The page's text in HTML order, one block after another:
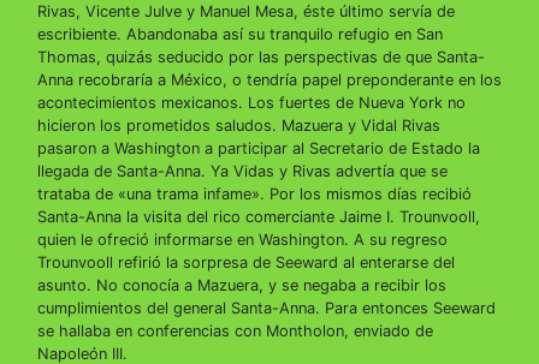
Rivas, Vicente Julve y Manuel Mesa, éste último servía de
escribiente. Abandonaba así su tranquilo refugio en San
Thomas, quizás seducido por las perspectivas de que Santa-
Anna recobraría a México, o tendría papel preponderante en los
acontecimientos mexicanos. Los fuertes de Nueva York no
hicieron los prometidos saludos. Mazuera y Vidal Rivas
pasaron a Washington a participar al Secretario de Estado la
llegada de Santa-Anna. Ya Vidas y Rivas advertía que se
trataba de «una trama infame». Por los mismos días recibió
Santa-Anna la visita del rico comerciante Jaime I. Trounvooll,
quien le ofreció informarse en Washington. A su regreso
Trounvooll refirió la sorpresa de Seeward al enterarse del
asunto. No conocía a Mazuera, y se negaba a recibir los
cumplimientos del general Santa-Anna. Para entonces Seeward
se hallaba en conferencias con Montholon, enviado de
Napoleón III.